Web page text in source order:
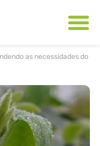
as necessidades do